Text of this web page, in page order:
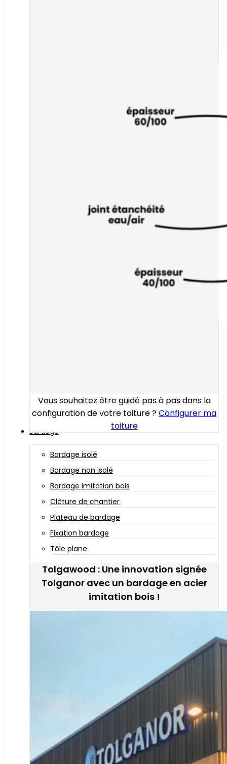
Vous souhaitez être guidé pas à pas dans la
configuration de votre toiture ?Configurer ma
toiture
Bardage
Bardage isolé
Bardage non isolé
Bardage imitation bois
Clôture de chantier
Plateau de bardage
Fixation bardage
Tôle plane
Tolgawood : Une innovation signée
Tolganor avec un bardage en acier
imitation bois !